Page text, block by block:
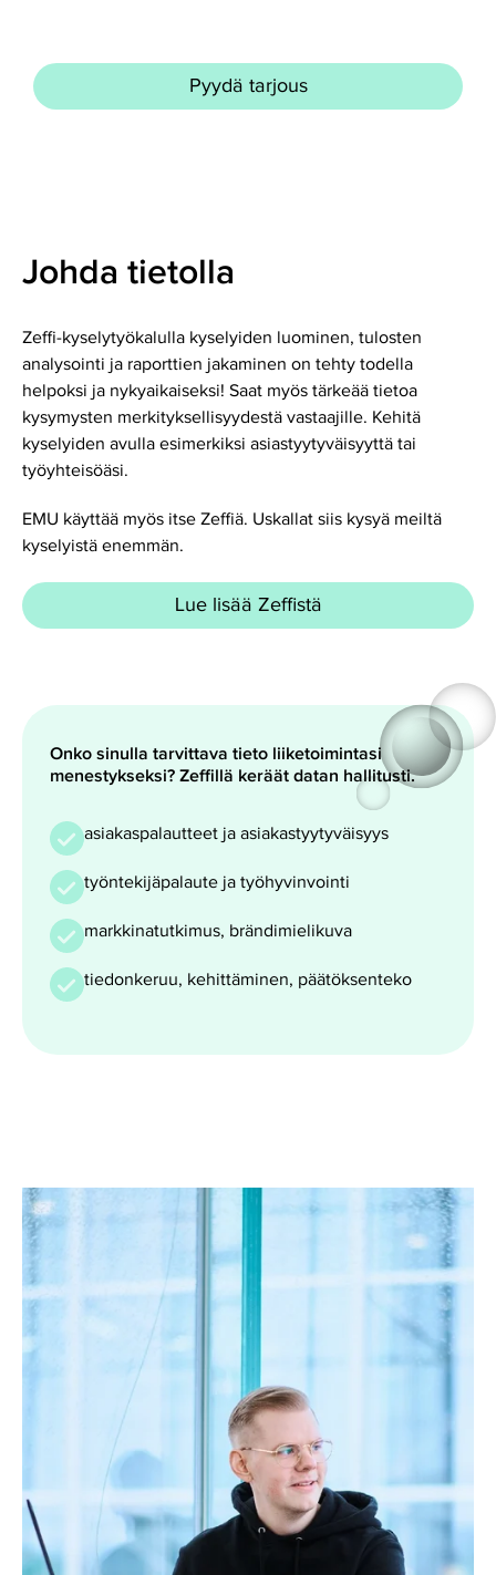
Pyydä tarjous
Johda tietolla
Zeffi-kyselytyökalulla kyselyiden luominen, tulosten
analysointi ja raporttien jakaminen on tehty todella
helpoksi ja nykyaikaiseksi! Saat myös tärkeää tietoa
kysymysten merkityksellisyydestä vastaajille. Kehitä
kyselyiden avulla esimerkiksi asiastyytyväisyyttä tai
työyhteisöäsi.
EMU käyttää myös itse Zeffiä. Uskallat siis kysyä meiltä
kyselyistä enemmän.
Lue lisää Zeffistä
Onko sinulla tarvittava tieto liiketoimintasi
menestykseksi? Zeffillä keräät datan hallitusti.
asiakaspalautteet ja asiakastyytyväisyys
työntekijäpalaute ja työhyvinvointi
markkinatutkimus, brändimielikuva
tiedonkeruu, kehittäminen, päätöksenteko